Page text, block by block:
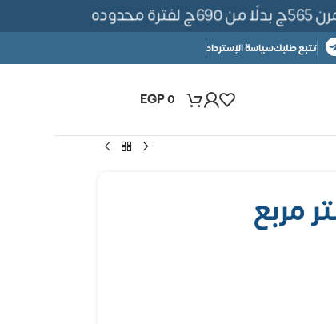
تتبع طلبكسياسة الإسترداد
EGP0